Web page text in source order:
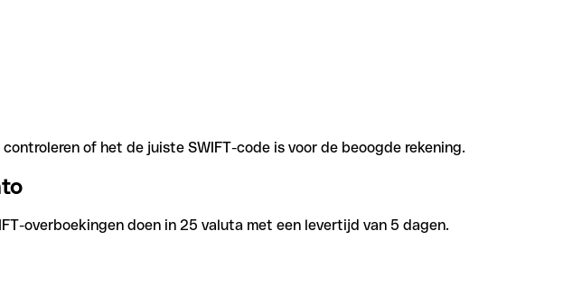
of het de juiste SWIFT-code is voor de beoogde rekening.
overboekingen doen in 25 valuta met een levertijd van 5 dagen.